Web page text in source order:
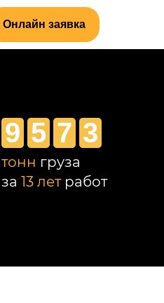
Онлайн заявка
9 5 7 3
тонн груза
за 13 летработ